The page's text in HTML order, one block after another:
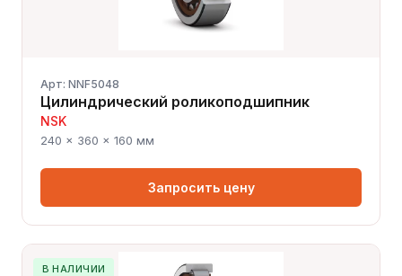
Арт: NNF5048
Цилиндрический роликоподшипник
NSK
240 × 360 × 160 мм
Запросить цену
В НАЛИЧИИ